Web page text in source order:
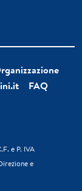
FAQ
e P. IVA
e